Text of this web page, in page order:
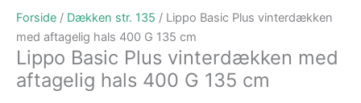
Forside / Dækken str. 135 / Lippo Basic Plus vinterdækken
med aftagelig hals 400 G 135 cm
Lippo Basic Plus vinterdækken med
aftagelig hals 400 G 135 cm